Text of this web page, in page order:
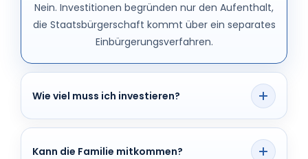
Nein. Investitionen begründen nur den Aufenthalt,
die Staatsbürgerschaft kommt über ein separates
Einbürgerungsverfahren.
Wie viel muss ich investieren?
Die aktuellen Richtwerte beginnen bei 250.000
Euro für den Fonds und 1.000.000 Euro für die
Kann die Familie mitkommen?